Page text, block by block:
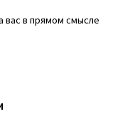
вас в прямом смысле